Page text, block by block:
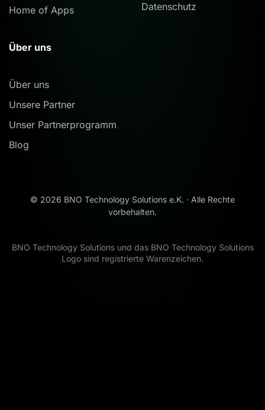
Home of Apps
Über uns
Über uns
Unsere Partner
Unser Partnerprogramm
Blog
Datenschutz
© 2026 BNO Technology Solutions e.K. · Alle Rechte
vorbehalten.
BNO Technology Solutions und das BNO Technology Solutions
Logo sind registrierte Warenzeichen.